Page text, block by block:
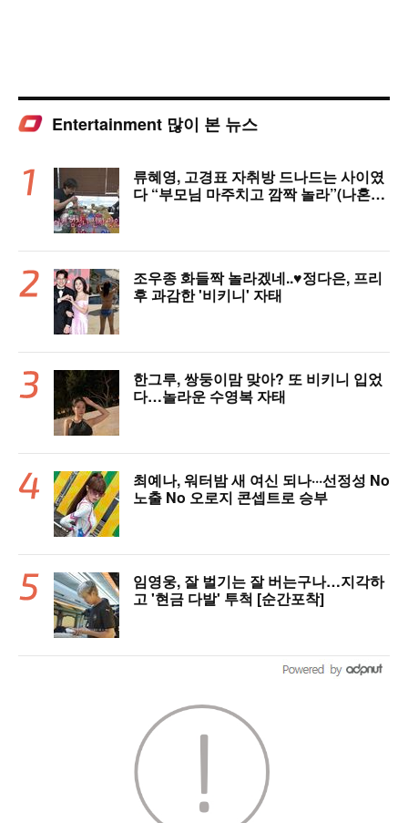
Entertainment 많이 본 뉴스
류혜영, 고경표 자취방 드나드는 사이였
다 “부모님 마주치고 깜짝 놀라”(나혼자
조우종 화들짝 놀라겠네..♥정다은, 프리
후 과감한 '비키니' 자태
한그루, 쌍둥이맘 맞아? 또 비키니 입었
다…놀라운 수영복 자태
최예나, 워터밤 새 여신 되나···선정성 No
노출 No 오로지 콘셉트로 승부
임영웅, 잘 벌기는 잘 버는구나…지각하
고 '현금 다발' 투척 [순간포착]